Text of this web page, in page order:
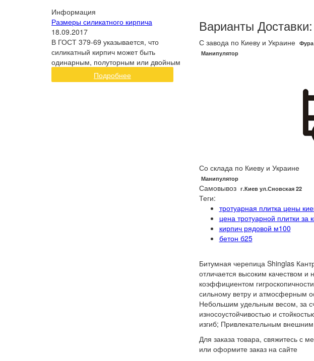
Информация
Размеры силикатного кирпича
18.09.2017
В ГОСТ 379-69 указывается, что
силикатный кирпич может быть
одинарным, полуторным или двойным
Подробнее
Варианты Доставки:
С завода по Киеву и Украине Фура
Манипулятор
Со склада по Киеву и Украине
Манипулятор
Самовывоз г.Киев ул.Сновская 22
Теги:
тротуарная плитка цены
цена тротуарной плитки за
кирпич рядовой м100
бетон б25
Битумная черепица Shinglas
отличается высоким качеством
коэффициентом
сильному ветру и атмосферным
Небольшим удельным весом, за
износоустойчивостью и
изгиб; Привлекательным
Для заказа товара, свяжитесь с
или оформите заказ на сайте